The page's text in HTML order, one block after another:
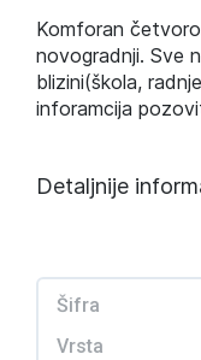
Komforan
novogradnji. Sve
blizini(škola,
inforamcija
Detaljnije
Šifra
Vrsta